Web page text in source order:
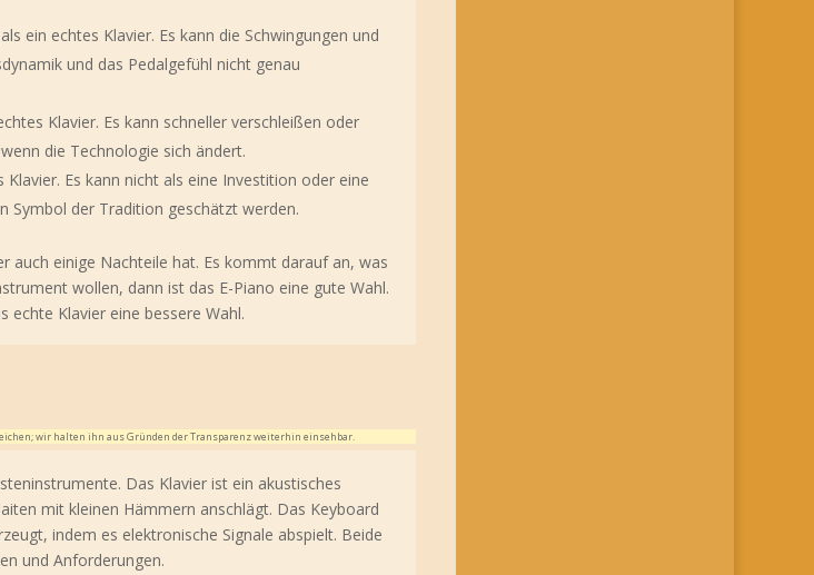
ein echtes Klavier. Es kann die Schwingungen und
und das Pedalgefühl nicht genau
Klavier. Es kann schneller verschleißen oder
die Technologie sich ändert.
Es kann nicht als eine Investition oder eine
Symbol der Tradition geschätzt werden.
auch einige Nachteile hat. Es kommt darauf an, was
wollen, dann ist das E-Piano eine gute Wahl.
Klavier eine bessere Wahl.
wir halten ihn aus Gründen der Transparenz weiterhin einsehbar.
Das Klavier ist ein akustisches
mit kleinen Hämmern anschlägt. Das Keyboard
indem es elektronische Signale abspielt. Beide
und Anforderungen.